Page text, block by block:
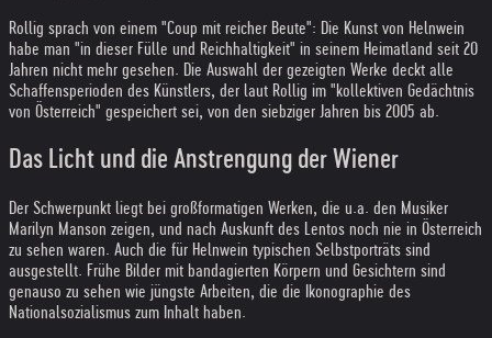
Rollig sprach von einem "Coup mit reicher Beute": Die Kunst von Helnwein
habe man "in dieser Fülle und Reichhaltigkeit" in seinem Heimatland seit 20
Jahren nicht mehr gesehen. Die Auswahl der gezeigten Werke deckt alle
Schaffensperioden des Künstlers, der laut Rollig im "kollektiven Gedächtnis
von Österreich" gespeichert sei, von den siebziger Jahren bis 2005 ab.
Das Licht und die Anstrengung der Wiener
Der Schwerpunkt liegt bei großformatigen Werken, die u.a. den Musiker
Marilyn Manson zeigen, und nach Auskunft des Lentos noch nie in Österreich
zu sehen waren. Auch die für Helnwein typischen Selbstporträts sind
ausgestellt. Frühe Bilder mit bandagierten Körpern und Gesichtern sind
genauso zu sehen wie jüngste Arbeiten, die die Ikonographie des
Nationalsozialismus zum Inhalt haben.